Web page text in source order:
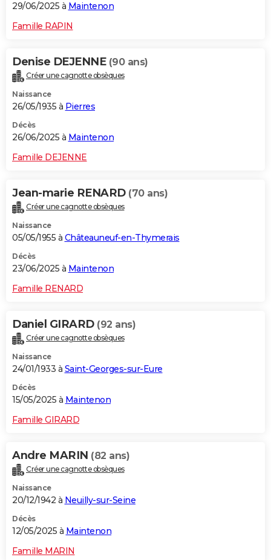
29/06/2025 à Maintenon
Famille RAPIN
Denise DEJENNE (90 ans)
Créer une cagnotte obsèques
Naissance
26/05/1935 à Pierres
Décès
26/06/2025 à Maintenon
Famille DEJENNE
Jean-marie RENARD (70 ans)
Créer une cagnotte obsèques
Naissance
05/05/1955 à Châteauneuf-en-Thymerais
Décès
23/06/2025 à Maintenon
Famille RENARD
Daniel GIRARD (92 ans)
Créer une cagnotte obsèques
Naissance
24/01/1933 à Saint-Georges-sur-Eure
Décès
15/05/2025 à Maintenon
Famille GIRARD
Andre MARIN (82 ans)
Créer une cagnotte obsèques
Naissance
20/12/1942 à Neuilly-sur-Seine
Décès
12/05/2025 à Maintenon
Famille MARIN